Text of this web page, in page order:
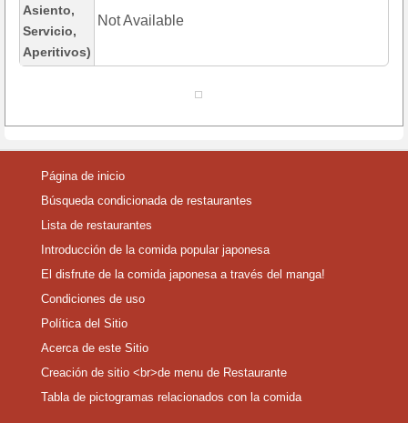
Asiento,
Servicio,
Aperitivos)
Not Available
Página de inicio
Búsqueda condicionada de restaurantes
Lista de restaurantes
Introducción de la comida popular japonesa
El disfrute de la comida japonesa a través del manga!
Condiciones de uso
Política del Sitio
Acerca de este Sitio
Creación de sitio <br>de menu de Restaurante
Tabla de pictogramas relacionados con la comida